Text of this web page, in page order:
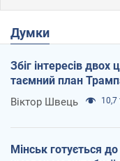
Думки
Збіг інтересів двох
таємний план
Віктор Швець 10,7
Мінськ готується